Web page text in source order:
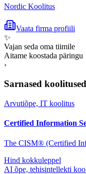
Nordic Koolitus
Vaata firma profiili
✨
Vajan seda oma tiimile
Aitame koostada päringu
›
Sarnased koolitused
Arvutiõpe, IT koolitus
Certified Information
The CISM® (Certified
Hind kokkuleppel
AI õpe, tehisintellekti